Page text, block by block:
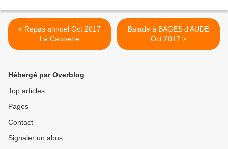
< Repas annuel Oct 2017
La Caunette
Balade à BAGES d'AUDE
Oct 2017 >
Hébergé par Overblog
Top articles
Pages
Contact
Signaler un abus